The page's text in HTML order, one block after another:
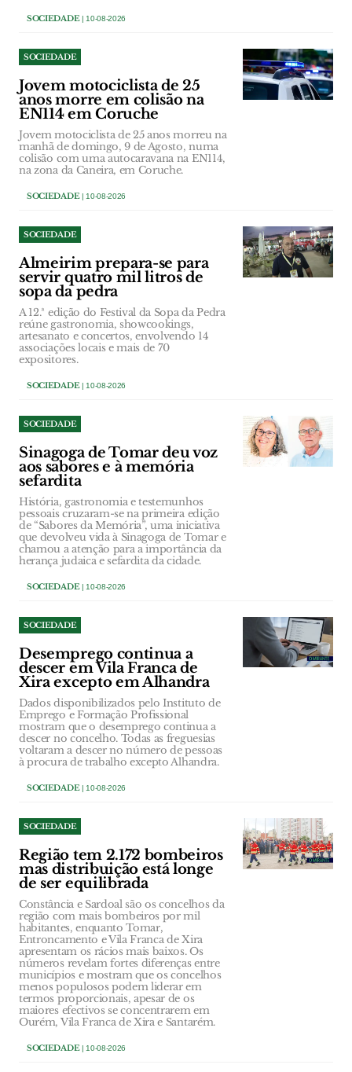
SOCIEDADE| 10-08-2026
SOCIEDADE
Jovem motociclista de 25
anos morre em colisão na
EN114 em Coruche
Jovem motociclista de 25 anos morreu na
manhã de domingo, 9 de Agosto, numa
colisão com uma autocaravana na EN114,
na zona da Caneira, em Coruche.
SOCIEDADE| 10-08-2026
SOCIEDADE
Almeirim prepara-se para
servir quatro mil litros de
sopa da pedra
A 12.ª edição do Festival da Sopa da Pedra
reúne gastronomia, showcookings,
artesanato e concertos, envolvendo 14
associações locais e mais de 70
expositores.
SOCIEDADE| 10-08-2026
SOCIEDADE
Sinagoga de Tomar deu voz
aos sabores e à memória
sefardita
História, gastronomia e testemunhos
pessoais cruzaram-se na primeira edição
de “Sabores da Memória”, uma iniciativa
que devolveu vida à Sinagoga de Tomar e
chamou a atenção para a importância da
herança judaica e sefardita da cidade.
SOCIEDADE| 10-08-2026
SOCIEDADE
Desemprego continua a
descer em Vila Franca de
Xira excepto em Alhandra
Dados disponibilizados pelo Instituto de
Emprego e Formação Profissional
mostram que o desemprego continua a
descer no concelho. Todas as freguesias
voltaram a descer no número de pessoas
à procura de trabalho excepto Alhandra.
SOCIEDADE| 10-08-2026
SOCIEDADE
Região tem 2.172 bombeiros
mas distribuição está longe
de ser equilibrada
Constância e Sardoal são os concelhos da
região com mais bombeiros por mil
habitantes, enquanto Tomar,
Entroncamento e Vila Franca de Xira
apresentam os rácios mais baixos. Os
números revelam fortes diferenças entre
municípios e mostram que os concelhos
menos populosos podem liderar em
termos proporcionais, apesar de os
maiores efectivos se concentrarem em
Ourém, Vila Franca de Xira e Santarém.
SOCIEDADE| 10-08-2026